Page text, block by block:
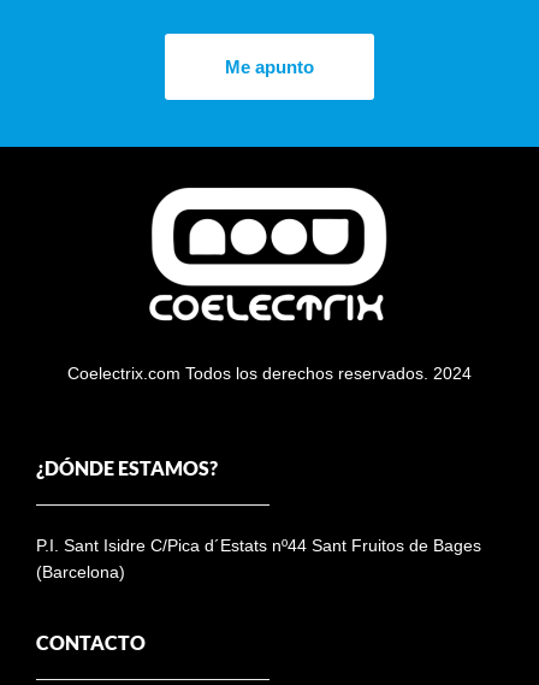
Me apunto
Coelectrix.com Todos los derechos reservados. 2024
¿DÓNDE ESTAMOS?
P.I. Sant Isidre C/Pica d´Estats nº44 Sant Fruitos de Bages
(Barcelona)
CONTACTO